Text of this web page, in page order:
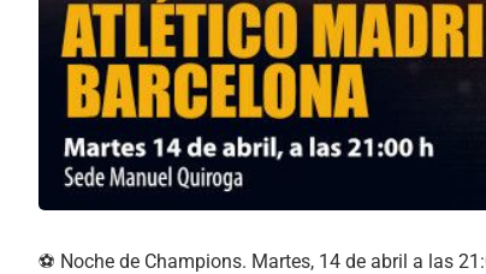
⚽ Noche de Champions. Martes, 14 de abril a las